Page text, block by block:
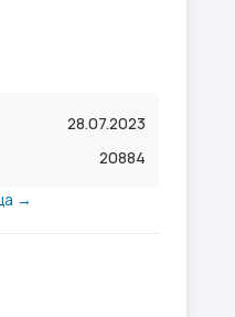
28.07.2023
20884
→